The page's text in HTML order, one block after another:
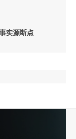
实源断点